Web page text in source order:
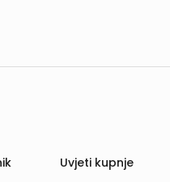
Uvjeti kupnje